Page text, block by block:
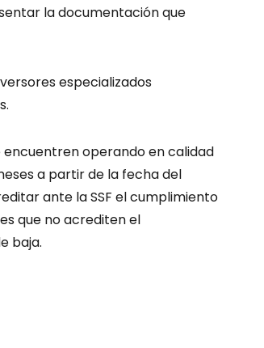
la documentación que
especializados
encuentren operando en calidad
a partir de la fecha del
ante la SSF el cumplimiento
que no acrediten el
baja.